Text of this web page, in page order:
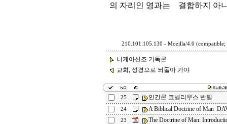
의 자리인 영과는 결합하지 아
210.101.105.130 - Mozilla/4.0
니케아신조 기독론
교회, 성경으로 되돌아 가야
25 인간론 코넬리우스 반틸
24 A Biblical Doctrine of Man
23 The Doctrine of Man: